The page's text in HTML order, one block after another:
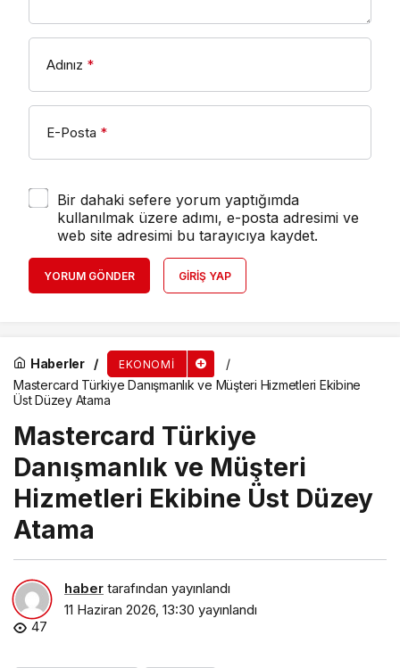
Adınız *
E-Posta *
Bir dahaki sefere yorum yaptığımda
kullanılmak üzere adımı, e-posta adresimi ve
web site adresimi bu tarayıcıya kaydet.
YORUM GÖNDER GIRIŞ YAP
Haberler EKONOMI
Mastercard Türkiye Danışmanlık ve Müşteri Hizmetleri Ekibine
Üst Düzey Atama
Mastercard Türkiye
Danışmanlık ve Müşteri
Hizmetleri Ekibine Üst Düzey
Atama
haber tarafından yayınlandı
11 Haziran 2026, 13:30 yayınlandı
47